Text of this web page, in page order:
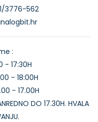
3776-562
:
- 17:30H
- 18:00H
- 17.00H
DO 17.30H. HVALA